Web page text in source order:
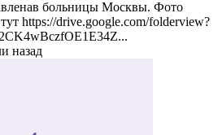
больницы Москвы. Фото
https://drive.google.com/folderview?
назад